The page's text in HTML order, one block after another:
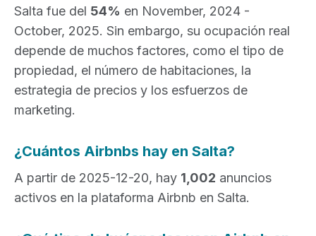
Salta fue del 54% en November, 2024 -
October, 2025. Sin embargo, su ocupación real
depende de muchos factores, como el tipo de
propiedad, el número de habitaciones, la
estrategia de precios y los esfuerzos de
marketing.
¿Cuántos Airbnbs hay en Salta?
A partir de 2025-12-20, hay 1,002 anuncios
activos en la plataforma Airbnb en Salta.